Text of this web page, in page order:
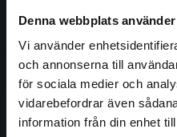
Denna webbplats
Vi använder
och annonserna till
för sociala medier och
vidarebefordrar även
information från din enhet
Begränsad
Studentlitteratur grundades
ledande utbildningsförlag.
facklitteratur, utbildningar
informationstjänster i
längs hela kunskapsresan.